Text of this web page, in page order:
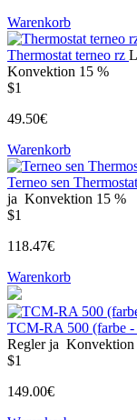
Warenkorb
Thermostat terneo rz
Konvektion 15 %
$1
49.50€
Warenkorb
Terneo sen Thermostat
ja Konvektion 15 %
$1
118.47€
Warenkorb
ТСM-RA 500 (farbe -
Regler ja Konvektion
$1
149.00€